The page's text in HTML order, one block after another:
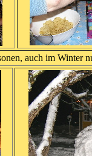
auch im Winter